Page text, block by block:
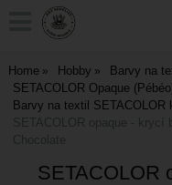
Home Hobby
Barvy na
SETACOLOR Opaque
Barvy na textil SETACOLOR
SETACOLOR opaque - krycí
Chocolate
SETACOLOR